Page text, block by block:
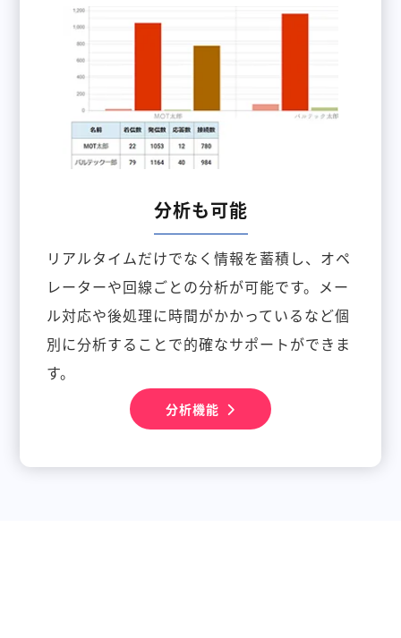
分析も可能
リアルタイムだけでなく情報を蓄積し、オペ
レーターや回線ごとの分析が可能です。メー
ル対応や後処理に時間がかかっているなど個
別に分析することで的確なサポートができま
す。
分析機能